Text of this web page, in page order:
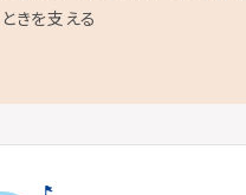
ときを支える